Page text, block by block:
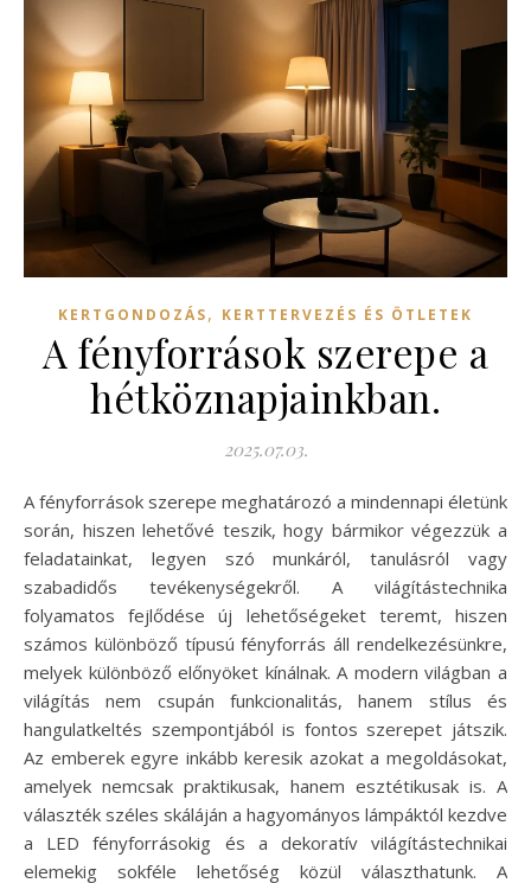
KERTGONDOZÁS, KERTTERVEZÉS ÉS ÖTLETEK
A fényforrások szerepe a
hétköznapjainkban.
2025.07.03.
A fényforrások szerepe meghatározó a mindennapi életünk
során, hiszen lehetővé teszik, hogy bármikor végezzük a
feladatainkat, legyen szó munkáról, tanulásról vagy
szabadidős tevékenységekről. A világítástechnika
folyamatos fejlődése új lehetőségeket teremt, hiszen
számos különböző típusú fényforrás áll rendelkezésünkre,
melyek különböző előnyöket kínálnak. A modern világban a
világítás nem csupán funkcionalitás, hanem stílus és
hangulatkeltés szempontjából is fontos szerepet játszik.
Az emberek egyre inkább keresik azokat a megoldásokat,
amelyek nemcsak praktikusak, hanem esztétikusak is. A
választék széles skáláján a hagyományos lámpáktól kezdve
a LED fényforrásokig és a dekoratív világítástechnikai
elemekig sokféle lehetőség közül választhatunk. A